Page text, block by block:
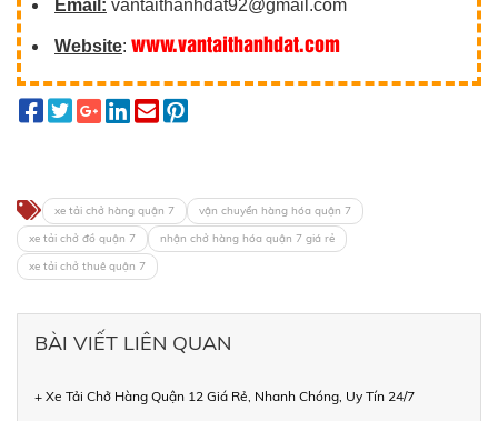
Email: vantaithanhdat92@gmail.com
Website: www.vantaithanhdat.com
xe tải chở hàng quận 7
vận chuyển hàng hóa quận 7
xe tải chở đồ quận 7
nhận chở hàng hóa quận 7 giá rẻ
xe tải chở thuê quận 7
BÀI VIẾT LIÊN QUAN
+ Xe Tải Chở Hàng Quận 12 Giá Rẻ, Nhanh Chóng, Uy Tín 24/7